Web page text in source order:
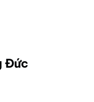
Đức